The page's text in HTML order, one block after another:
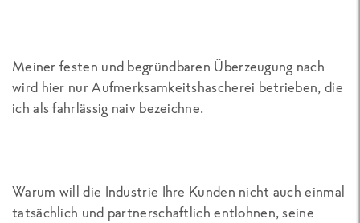
Meiner festen und begründbaren Überzeugung nach
wird hier nur Aufmerksamkeitshascherei betrieben, die
ich als fahrlässig naiv bezeichne.
Warum will die Industrie Ihre Kunden nicht auch einmal
tatsächlich und partnerschaftlich entlohnen, seine